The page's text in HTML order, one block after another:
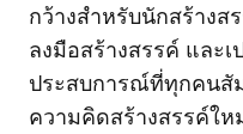
กว้างสำหรับนักสร้างส
ลงมือสร้างสรรค์ และ
ประสบการณ์ที่ทุกคนสั
ความคิดสร้างสรรค์ใ